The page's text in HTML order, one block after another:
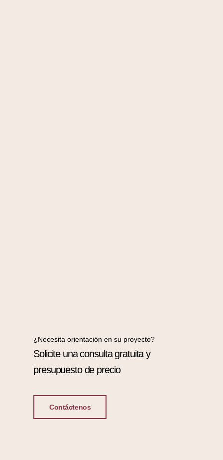
¿Necesita orientación en su proyecto?
Solicite una consulta gratuita y
presupuesto de precio
Contáctenos